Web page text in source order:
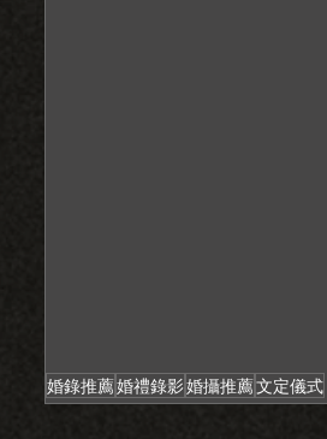
婚錄推薦婚禮錄影婚攝推薦文定儀式